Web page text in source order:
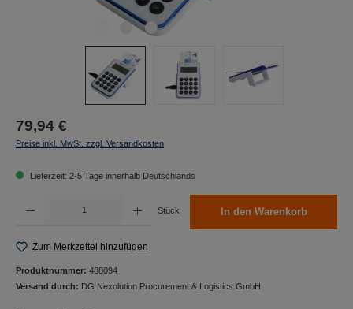
79,94 €
Preise inkl. MwSt. zzgl. Versandkosten
Lieferzeit: 2-5 Tage innerhalb Deutschlands
Stück In den Warenkorb
Zum Merkzettel hinzufügen
Produktnummer: 488094
Versand durch: DG Nexolution Procurement & Logistics GmbH